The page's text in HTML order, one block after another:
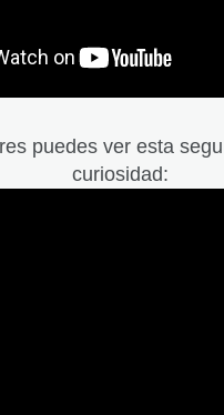
puedes ver esta
curiosidad: